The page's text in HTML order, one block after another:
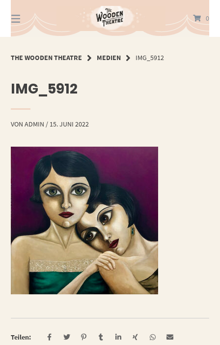
zum
Inhalt
0
THE WOODEN THEATRE MEDIEN IMG_5912
IMG_5912
VONADMIN / 15. JUNI 2022
Teilen: